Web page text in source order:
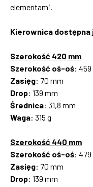
elementami.
Kierownica
Szerokość 420 mm
Szerokość oś-oś:
Zasięg: 70 mm
Drop: 139 mm
Średnica: 31,8 mm
Waga: 315 g
Szerokość 440 mm
Szerokość oś-oś:
Zasięg: 70 mm
Drop: 139 mm